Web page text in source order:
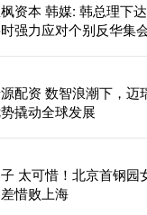
资本 韩媒: 韩总理下
强力应对个别反华集
配资 数智浪潮下，迈
撬动全球发展
太可惜！北京首钢园
惜败上海